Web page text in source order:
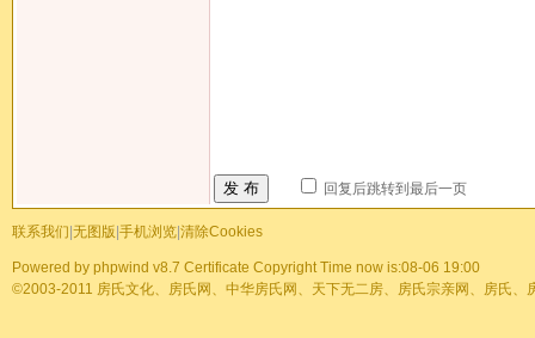
发 布 回复后跳转到最后一页
联系我们|无图版|手机浏览|清除Cookies
Powered by phpwind v8.7 Certificate Copyright Time now is:08-06 19:00
©2003-2011 房氏文化、房氏网、中华房氏网、天下无二房、房氏宗亲网、房氏、